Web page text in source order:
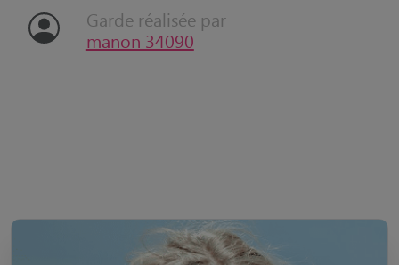
Garde réalisée par
manon 34090